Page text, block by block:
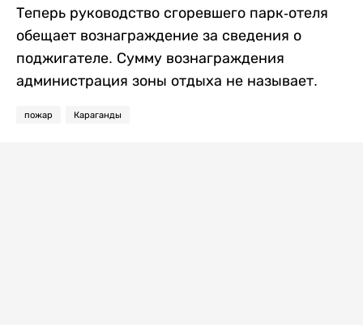
Теперь руководство сгоревшего парк-отеля
обещает вознаграждение за сведения о
поджигателе. Сумму вознаграждения
администрация зоны отдыха не называет.
пожар Караганды